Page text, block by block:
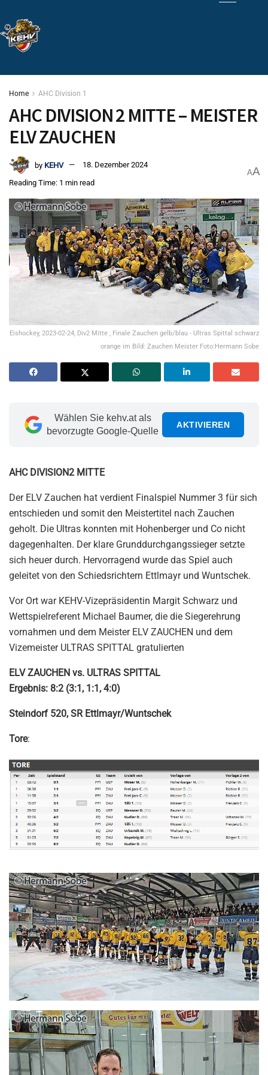
Home AHC Division 1
AHC DIVISION 2 MITTE – MEISTER
ELV ZAUCHEN
by KEHV
18. Dezember 2024
Reading Time: 1 min read
AA
Eishockey, 2023-02-24, Div2 Mitte , Finale Zauchen gelb/blau - Ultras Spittal schwarz
orange im Bild: Zauchen Meister Foto:Hermann Sobe
Wählen Sie kehv.at als
bevorzugte Google-Quelle
AKTIVIEREN
AHC DIVISION2 MITTE
Der ELV Zauchen hat verdient Finalspiel Nummer 3 für sich
entschieden und somit den Meistertitel nach Zauchen
geholt. Die Ultras konnten mit Hohenberger und Co nicht
dagegenhalten. Der klare Grunddurchgangssieger setzte
sich heuer durch. Hervorragend wurde das Spiel auch
geleitet von den Schiedsrichtern Ettlmayr und Wuntschek.
Vor Ort war KEHV-Vizepräsidentin Margit Schwarz und
Wettspielreferent Michael Baumer, die die Siegerehrung
vornahmen und dem Meister ELV ZAUCHEN und dem
Vizemeister ULTRAS SPITTAL gratulierten
ELV ZAUCHEN vs. ULTRAS SPITTAL
Ergebnis: 8:2 (3:1, 1:1, 4:0)
Steindorf 520, SR Ettlmayr/Wuntschek
Tore: